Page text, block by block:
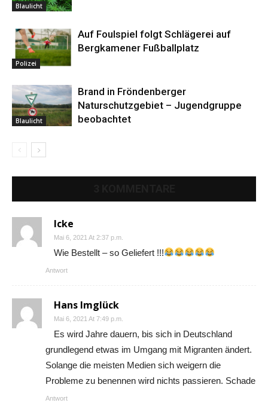
Blaulicht
Polizei
Auf Foulspiel folgt Schlägerei auf
Bergkamener Fußballplatz
Blaulicht
Brand in Fröndenberger
Naturschutzgebiet – Jugendgruppe
beobachtet
Icke
Mai 6, 2021 At 2:37 p.m.
Wie Bestellt – so Geliefert !!!
Antwort
Hans Imglück
Mai 6, 2021 At 7:49 p.m.
Es wird Jahre dauern, bis sich in Deutschland
grundlegend etwas im Umgang mit Migranten ändert.
Solange die meisten Medien sich weigern die
Probleme zu benennen wird nichts passieren. Schade
Antwort